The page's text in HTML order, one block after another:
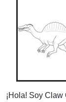
¡Hola! Soy